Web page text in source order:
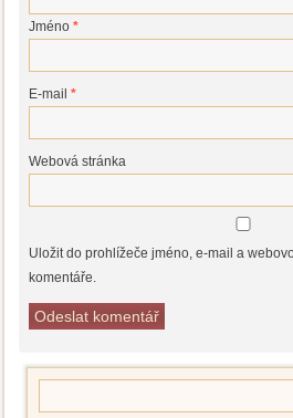
Jméno*
E-mail*
Webová stránka
Uložit do prohlížeče jméno, e-mail a
komentáře.